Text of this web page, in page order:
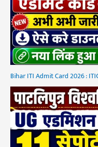
Bihar ITI Admit Card 2026 :